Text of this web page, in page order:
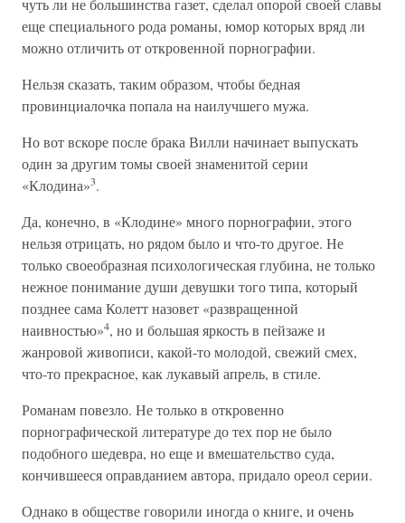
чуть ли не большинства газет, сделал опорой своей славы
еще специального рода романы, юмор которых вряд ли
можно отличить от откровенной порнографии.
Нельзя сказать, таким образом, чтобы бедная
провинциалочка попала на наилучшего мужа.
Но вот вскоре после брака Вилли начинает выпускать
один за другим томы своей знаменитой серии
«Клодина»3.
Да, конечно, в «Клодине» много порнографии, этого
нельзя отрицать, но рядом было и что-то другое. Не
только своеобразная психологическая глубина, не только
нежное понимание души девушки того типа, который
позднее сама Колетт назовет «развращенной
наивностью»4, но и большая яркость в пейзаже и
жанровой живописи, какой-то молодой, свежий смех,
что-то прекрасное, как лукавый апрель, в стиле.
Романам повезло. Не только в откровенно
порнографической литературе до тех пор не было
подобного шедевра, но еще и вмешательство суда,
кончившееся оправданием автора, придало ореол серии.
Однако в обществе говорили иногда о книге, и очень